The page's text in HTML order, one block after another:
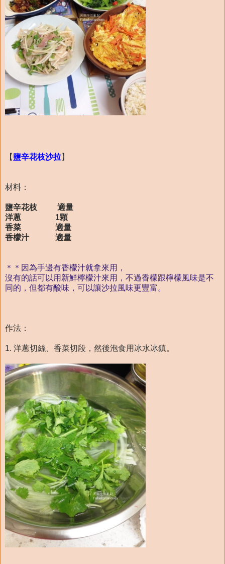
【 鹽辛花枝沙拉】
材料：
鹽辛花枝 適量
洋蔥 1顆
香菜 適量
香檬汁 適量
＊＊因為手邊有香檬汁就拿來用，
沒有的話可以用新鮮檸檬汁來用，不過香檬跟檸檬風味是不
同的，但都有酸味，可以讓沙拉風味更豐富。
作法：
1. 洋蔥切絲、香菜切段，然後泡食用冰水冰鎮。